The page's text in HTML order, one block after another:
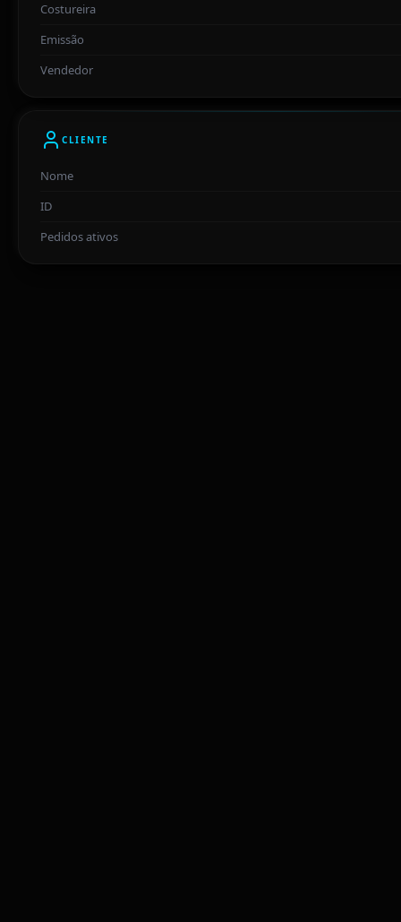
Costureira
Emissão
Vendedor
CLIENTE
Nome
ID
Pedidos ativos